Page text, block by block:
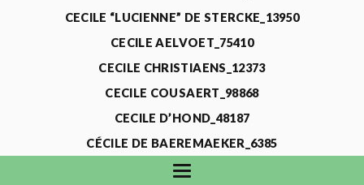
CECILE “LUCIENNE” DE STERCKE_13950
CECILE AELVOET_75410
CECILE CHRISTIAENS_12373
CECILE COUSAERT_98868
CECILE D’HOND_48187
CÉCILE DE BAEREMAEKER_6385
CECILE DE WAELE_4731